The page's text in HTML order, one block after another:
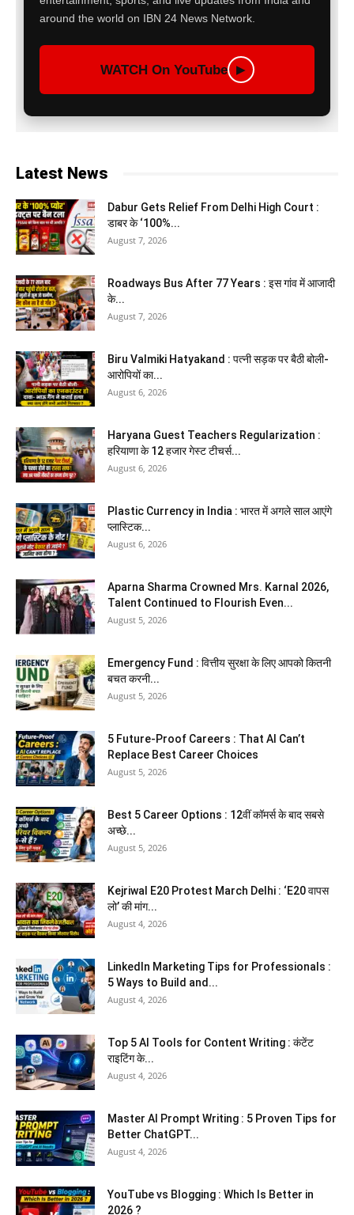
around the world on IBN 24 News Network.
WATCH On YouTube ▶
Latest News
Dabur Gets Relief From Delhi High Court :
डाबर के ‘100%...
August 7, 2026
Roadways Bus After 77 Years : इस गांव में आजादी
के...
August 7, 2026
Biru Valmiki Hatyakand : पत्नी सड़क पर बैठी बोली-
आरोपियों का...
August 6, 2026
Haryana Guest Teachers Regularization :
हरियाणा के 12 हजार गेस्ट टीचर्स...
August 6, 2026
Plastic Currency in India : भारत में अगले साल आएंगे
प्लास्टिक...
August 6, 2026
Aparna Sharma Crowned Mrs. Karnal 2026,
Talent Continued to Flourish Even...
August 5, 2026
Emergency Fund : वित्तीय सुरक्षा के लिए आपको कितनी
बचत करनी...
August 5, 2026
5 Future-Proof Careers : That AI Can’t
Replace Best Career Choices
August 5, 2026
Best 5 Career Options : 12वीं कॉमर्स के बाद सबसे
अच्छे...
August 5, 2026
Kejriwal E20 Protest March Delhi : ‘E20 वापस
लो’ की मांग...
August 4, 2026
LinkedIn Marketing Tips for Professionals :
5 Ways to Build and...
August 4, 2026
Top 5 AI Tools for Content Writing : कंटेंट
राइटिंग के...
August 4, 2026
Master AI Prompt Writing : 5 Proven Tips for
Better ChatGPT...
August 4, 2026
YouTube vs Blogging : Which Is Better in
2026 ?